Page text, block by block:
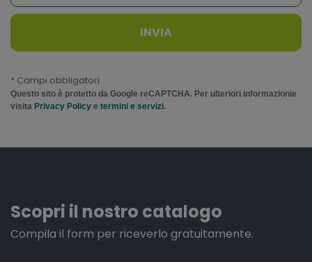
INVIA
* Campi obbligatori
Questo sito è protetto da Google reCAPTCHA. Per ulteriori informazionie
visita Privacy Policy e termini e servizi.
Scopri il nostro catalogo
Compila il form per riceverlo gratuitamente.